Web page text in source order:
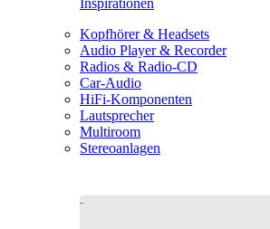
Inspirationen
Kopfhörer & Headsets
Audio Player & Recorder
Radios & Radio-CD
Car-Audio
HiFi-Komponenten
Lautsprecher
Multiroom
Stereoanlagen